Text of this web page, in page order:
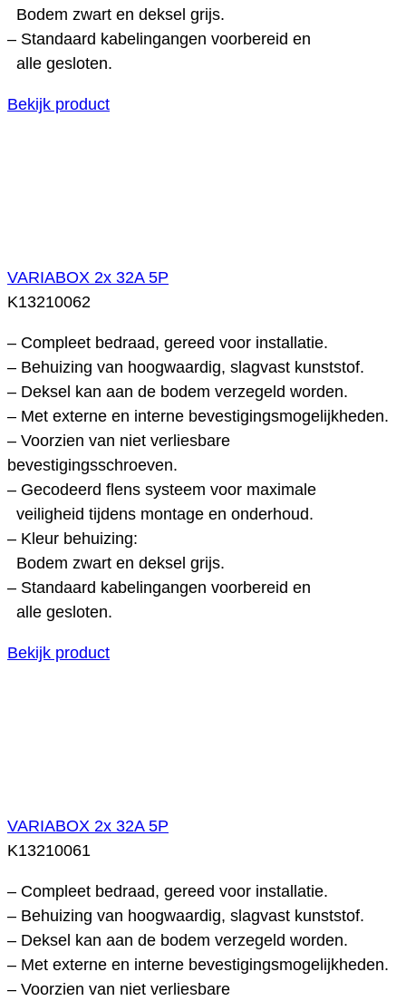
Bodem zwart en deksel grijs.
– Standaard kabelingangen voorbereid en
alle gesloten.
Bekijk product
VARIABOX 2x 32A 5P
K13210062
– Compleet bedraad, gereed voor installatie.
– Behuizing van hoogwaardig, slagvast kunststof.
– Deksel kan aan de bodem verzegeld worden.
– Met externe en interne bevestigingsmogelijkheden.
– Voorzien van niet verliesbare
bevestigingsschroeven.
– Gecodeerd flens systeem voor maximale
veiligheid tijdens montage en onderhoud.
– Kleur behuizing:
Bodem zwart en deksel grijs.
– Standaard kabelingangen voorbereid en
alle gesloten.
Bekijk product
VARIABOX 2x 32A 5P
K13210061
– Compleet bedraad, gereed voor installatie.
– Behuizing van hoogwaardig, slagvast kunststof.
– Deksel kan aan de bodem verzegeld worden.
– Met externe en interne bevestigingsmogelijkheden.
– Voorzien van niet verliesbare